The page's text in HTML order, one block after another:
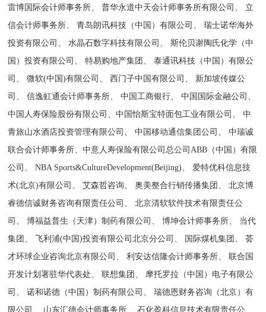
雷博国际会计师事务所、 普华永道中天会计师事务所有限公司、 立
信会计师事务所、 青岛朗讯科技（中国）有限公司、 瑞士诺华海外
投资有限公司、 水晶石数字科技有限公司、 斯伦贝谢陶氏化学（中
国）投资有限公司、 特易购地产集团、 泰通讯科技（中国）有限公
司、 微软(中国)有限公司、 西门子中国有限公司、 新加坡传媒公
司、 信逸虹通会计师事务所、 中国工商银行、 中国国际金融公司、
中国人寿保险股份有限公司、中国怡斯宝特面包工业有限公司、 中
青旅山水酒店投资管理有限公司、 中国移动通信集团公司、 中瑞诚
联合会计师事务所、中意人寿保险有限公司总公司ABB（中国）有限
公司、 NBA Sports&CultureDevelopment(Beijing)、 爱特优科信息技
术(北京)有限公司、 艾森哲咨询、 奥美整合行销传播集团、 北京博
睿德信诚财务咨询有限责任公司、 北京清软软件技术有限责任公
司、 博福益普生（天津）制药有限公司、 博坤会计师事务所、 当代
集团、 飞利浦(中国)投资有限公司北京分公司、 国际煤机集团、 荟
才环球企业咨询北京有限公司、 利安达信隆会计师事务所、 联合国
开发计划署驻华代表处、 联想集团、 摩托罗拉（中国）电子有限公
司、 诺和诺德（中国）制药有限公司、 瑞德恩财务咨询（北京）有
限公司、 山东汇德会计师事务所、 石化盈科信息技术有限责任公